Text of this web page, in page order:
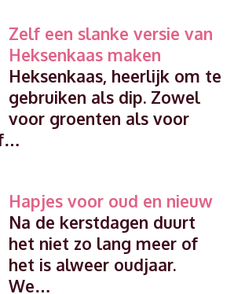
Zelf een slanke versie van
Heksenkaas maken
Heksenkaas, heerlijk om te
gebruiken als dip. Zowel
voor groenten als voor
Hapjes voor oud en nieuw
Na de kerstdagen duurt
het niet zo lang meer of
het is alweer oudjaar.
We…